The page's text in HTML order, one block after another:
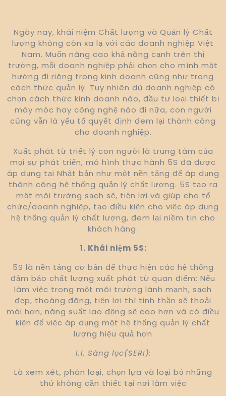
Ngày nay, khái niệm Chất lượng và Quản lý Chất
lượng không còn xa lạ với các doanh nghiệp Việt
Nam. Muốn nâng cao khả năng cạnh trên thị
trường, mỗi doanh nghiệp phải chọn cho mình một
hướng đi riêng trong kinh doanh cũng như trong
cách thức quản lý. Tuy nhiên dù doanh nghiệp có
chọn cách thức kinh doanh nào, đầu tư loại thiết bị
máy móc hay công nghệ nào đi nữa, con người
cũng vẫn là yếu tố quyết định đem lại thành công
cho doanh nghiệp.
Xuất phát từ triết lý con người là trung tâm của
mọi sự phát triển, mô hình thực hành 5S đã được
áp dụng tại Nhật bản như một nền tảng để áp dụng
thành công hệ thống quản lý chất lượng. 5S tạo ra
một môi trường sạch sẽ, tiện lợi và giúp cho tổ
chức/doanh nghiệp, tạo điều kiện cho việc áp dụng
hệ thống quản lý chất lượng, đem lại niềm tin cho
khách hàng.
1. Khái niệm 5S:
5S là nền tảng cơ bản để thực hiện các hệ thống
đảm bảo chất lượng xuất phát từ quan điểm: Nếu
làm việc trong một môi trường lành mạnh, sạch
đẹp, thoáng đãng, tiện lợi thì tinh thần sẽ thoải
mái hơn, năng suất lao động sẽ cao hơn và có điều
kiện để việc áp dụng một hệ thống quản lý chất
lượng hiệu quả hơn
1.1. Sàng lọc(SERI):
Là xem xét, phân loại, chọn lựa và loại bỏ những
thứ không cần thiết tại nơi làm việc